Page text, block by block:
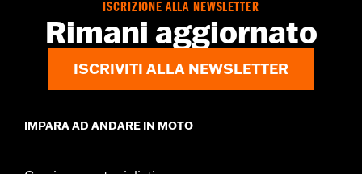
ISCRIZIONE ALLA NEWSLETTER
Rimani aggiornato
ISCRIVITI ALLA NEWSLETTER
IMPARA AD ANDARE IN MOTO